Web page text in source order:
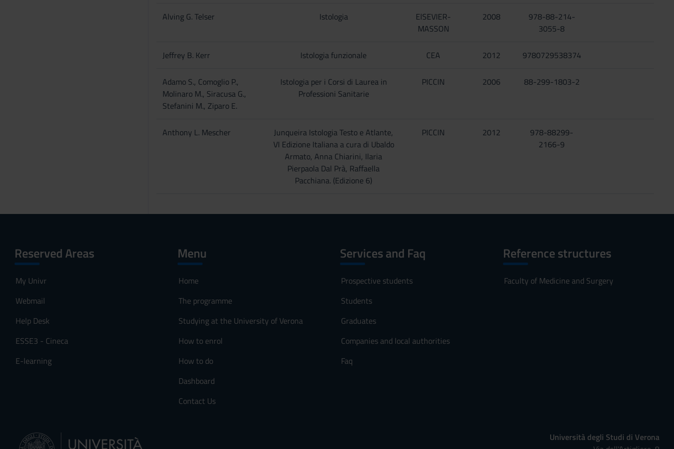
Alving G. Telser Istologia
ElSEVIER-
MASSON
2008
978-88-214-
3055-8
Jeffrey B. Kerr Istologia funzionale CEA 2012 9780729538374
Adamo S., Comoglio P.,
Molinaro M., Siracusa G.,
Stefanini M., Ziparo E.
Istologia per i Corsi di Laurea in
Professioni Sanitarie
PICCIN 2006 88-299-1803-2
Anthony L. Mescher
Junqueira Istologia Testo e Atlante,
VI Edizione Italiana a cura di Ubaldo
Armato, Anna Chiarini, Ilaria
Pierpaola Dal Prà, Raffaella
Pacchiana. (Edizione 6)
PICCIN 2012
978-88299-
2166-9
Reserved Areas
My Univr
Webmail
Help Desk
ESSE3 - Cineca
E-learning
Menu
Home
The programme
Studying at the University of Verona
How to enrol
How to do
Dashboard
Contact Us
Services and Faq
Prospective students
Students
Graduates
Companies and local authorities
Faq
Reference structures
Faculty of Medicine and Surgery
Università degli Studi di Verona